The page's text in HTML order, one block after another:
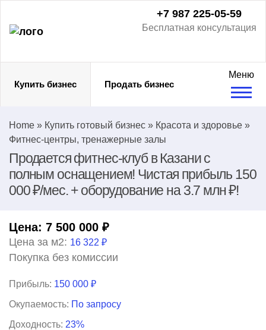
+7 987 225-05-59
Бесплатная консультация
Купить бизнес Продать бизнес
Меню
Home » Купить готовый бизнес » Красота и здоровье »
Фитнес-центры, тренажерные залы
Продается фитнес-клуб в Казани с
полным оснащением! Чистая прибыль 150
000 ₽/мес. + оборудование на 3.7 млн ₽!
Цена: 7 500 000 ₽
Цена за м2: 16 322 ₽
Покупка без комиссии
Прибыль: 150 000 ₽
Окупаемость: По запросу
Доходность: 23%